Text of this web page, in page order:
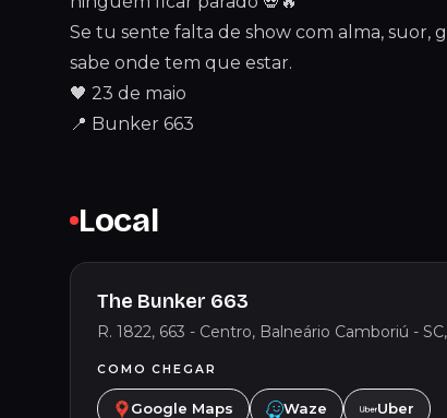
Se tu sente falta de show com alma, suor,
sabe onde tem que estar.
🖤 23 de maio
📍 Bunker 663
Local
The Bunker 663
R. 1822, 663 - Centro, Balneário Camboriú -
COMO CHEGAR
Google Maps Waze Uber